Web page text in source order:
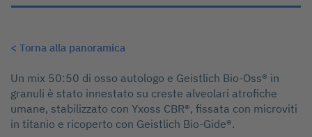
< Torna alla panoramica
Un mix 50:50 di osso autologo e Geistlich Bio-Oss® in
granuli è stato innestato su creste alveolari atrofiche
umane, stabilizzato con Yxoss CBR®, fissata con microviti
in titanio e ricoperto con Geistlich Bio-Gide®.